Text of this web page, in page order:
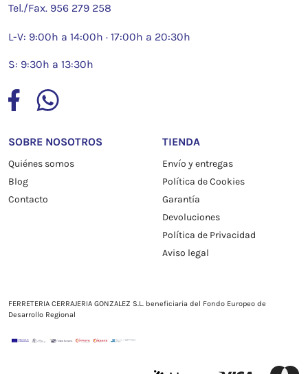
Tel./Fax. 956 279 258
L-V: 9:00h a 14:00h · 17:00h a 20:30h
S: 9:30h a 13:30h
SOBRE NOSOTROS
Quiénes somos
Blog
Contacto
TIENDA
Envío y entregas
Política de Cookies
Garantía
Devoluciones
Política de Privacidad
Aviso legal
FERRETERIA CERRAJERIA GONZALEZ S.L. beneficiaria del Fondo Europeo de
Desarrollo Regional